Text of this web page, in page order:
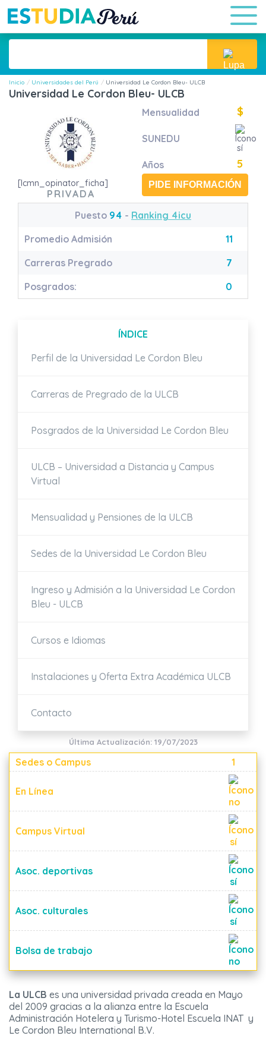
Inicio Universidades del Perú Universidad Le Cordon Bleu- ULCB
Universidad Le Cordon Bleu- ULCB
[lcmn_opinator_ficha]
PRIVADA
Mensualidad $
SUNEDU
Años 5
PIDE INFORMACIÓN
Puesto 94 - Ranking 4icu
Promedio Admisión
11
Carreras Pregrado
7
Posgrados:
0
ÍNDICE
Perfil de la Universidad Le Cordon Bleu
Carreras de Pregrado de la ULCB
Posgrados de la Universidad Le Cordon Bleu
ULCB – Universidad a Distancia y Campus
Virtual
Mensualidad y Pensiones de la ULCB
Sedes de la Universidad Le Cordon Bleu
Ingreso y Admisión a la Universidad Le Cordon
Bleu - ULCB
Cursos e Idiomas
Instalaciones y Oferta Extra Académica ULCB
Contacto
Última Actualización: 19/07/2023
Sedes o Campus 1
En Línea
Campus Virtual
Asoc. deportivas
Asoc. culturales
Bolsa de trabajo
La ULCB es una universidad privada creada en Mayo
del 2009 gracias a la alianza entre la Escuela
Administración Hotelera y Turismo-Hotel Escuela INAT y
Le Cordon Bleu International B.V.